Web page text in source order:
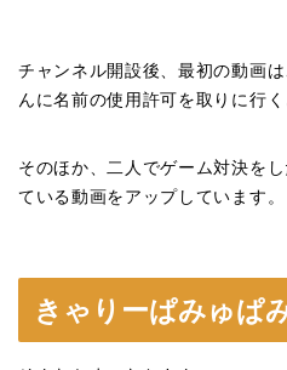
チャンネル開設後、最初の動画
んに名前の使用許可を取りに行く
そのほか、二人でゲーム対決を
ている動画をアップしています。
きゃりーぱみゅぱ